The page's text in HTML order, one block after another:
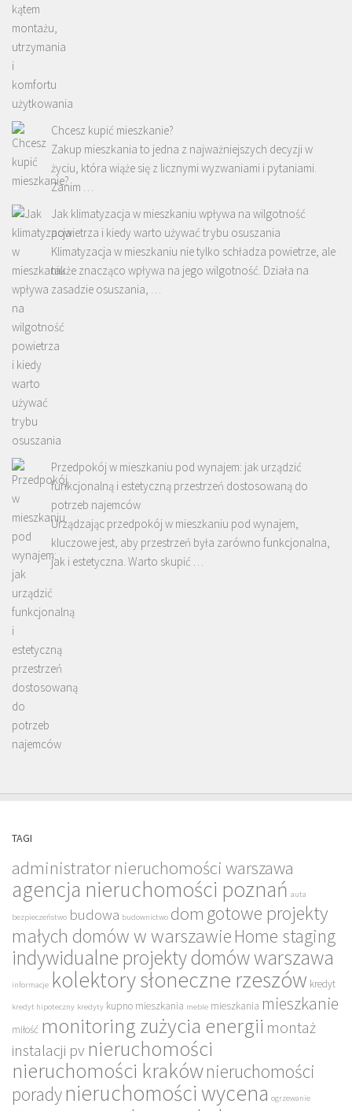
Chcesz kupić mieszkanie?
Zakup mieszkania to jedna z najważniejszych decyzji w
życiu, która wiąże się z licznymi wyzwaniami i pytaniami.
Zanim …
Jak klimatyzacja w mieszkaniu wpływa na wilgotność
powietrza i kiedy warto używać trybu osuszania
Klimatyzacja w mieszkaniu nie tylko schładza powietrze, ale
także znacząco wpływa na jego wilgotność. Działa na
zasadzie osuszania, …
Przedpokój w mieszkaniu pod wynajem: jak urządzić
funkcjonalną i estetyczną przestrzeń dostosowaną do
potrzeb najemców
Urządzając przedpokój w mieszkaniu pod wynajem,
kluczowe jest, aby przestrzeń była zarówno funkcjonalna,
jak i estetyczna. Warto skupić …
TAGI
administrator nieruchomości warszawa
agencja nieruchomości poznań auta
bezpieczeństwo budowa budownictwo dom gotowe projekty
małych domów w warszawie Home staging
indywidualne projekty domów warszawa
informacje kolektory słoneczne rzeszów kredyt
kredyt hipoteczny kredyty kupno mieszkania meble mieszkania mieszkanie
miłość monitoring zużycia energii montaż
instalacji pv nieruchomości
nieruchomości krakównieruchomości
poradynieruchomości wycena ogrzewanie